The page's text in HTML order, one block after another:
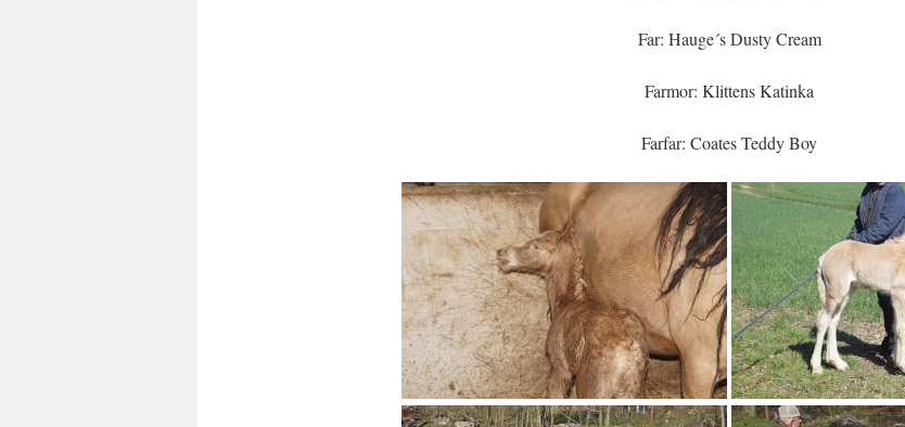
Far: Hauge´s Dusty Cream
Farmor: Klittens Katinka
Farfar: Coates Teddy Boy